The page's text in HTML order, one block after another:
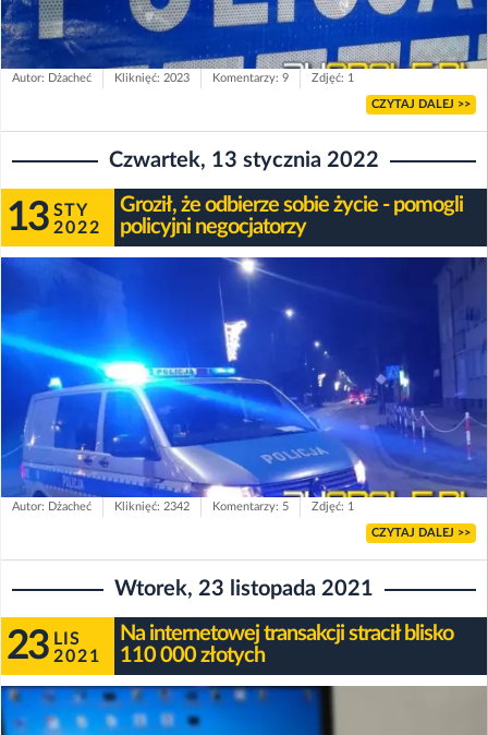
Autor: Dżacheć Kliknięć: 2023 Komentarzy: 9 Zdjęć: 1
CZYTAJ DALEJ >>
Czwartek, 13 stycznia 2022
13 STY
2022
Groził, że odbierze sobie życie - pomogli
policyjni negocjatorzy
Autor: Dżacheć Kliknięć: 2342 Komentarzy: 5 Zdjęć: 1
CZYTAJ DALEJ >>
Wtorek, 23 listopada 2021
23 LIS
2021
Na internetowej transakcji stracił blisko
110 000 złotych